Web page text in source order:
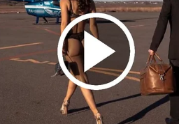
TERETA
U poslednje vreme ste
Tuga kod vas nije bila glasna